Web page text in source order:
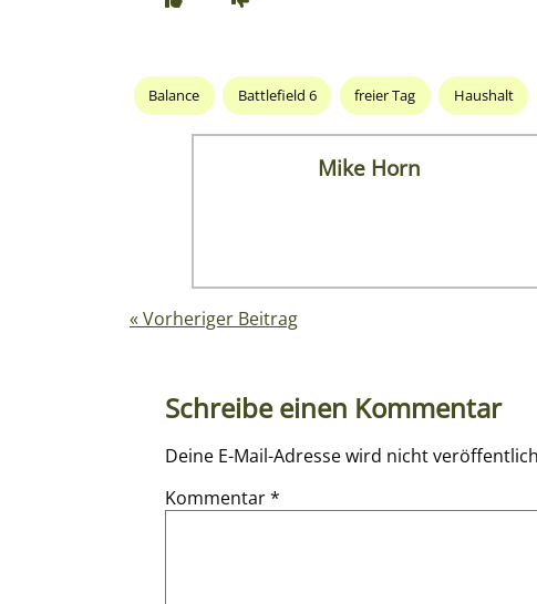
Balance Battlefield 6 freier Tag Haushalt
Mike Horn
« Vorheriger Beitrag
Schreibe einen Kommentar
Deine E-Mail-Adresse wird nicht
Kommentar*